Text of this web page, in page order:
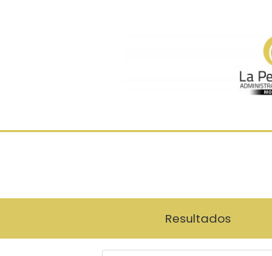
Resultados